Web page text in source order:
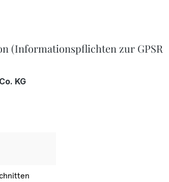
(Informationspflichten zur GPSR
KG